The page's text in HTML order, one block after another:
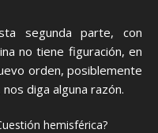
segunda parte, con
no tiene figuración, en
orden, posiblemente
diga alguna razón.
hemisférica?